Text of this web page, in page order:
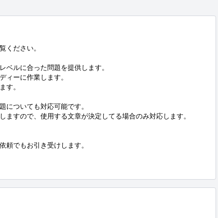
ください。
ベルに合った問題を提供します。
ィーに作業します。
す。
についても対応可能です。
ますので、使用する文章が決定してる場合のみ対応します。
頼でもお引き受けします。